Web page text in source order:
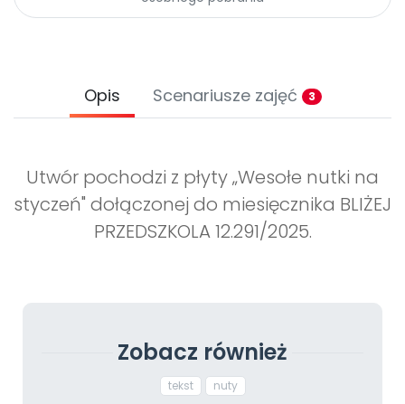
Opis Scenariusze zajęć 3
Utwór pochodzi z płyty „Wesołe nutki na
styczeń" dołączonej do miesięcznika BLIŻEJ
PRZEDSZKOLA 12.291/2025.
Zobacz również
tekst nuty